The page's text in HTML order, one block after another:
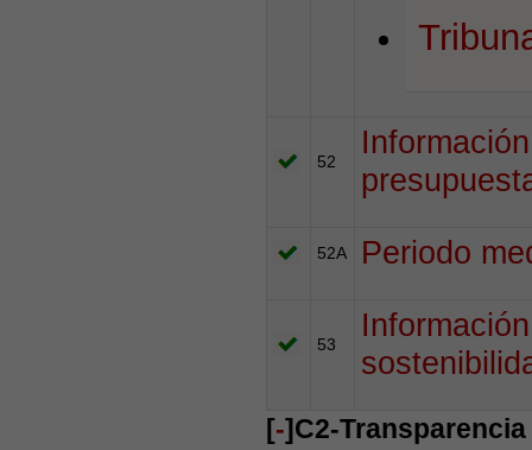
52
52A Periodo
53
[-]C2-